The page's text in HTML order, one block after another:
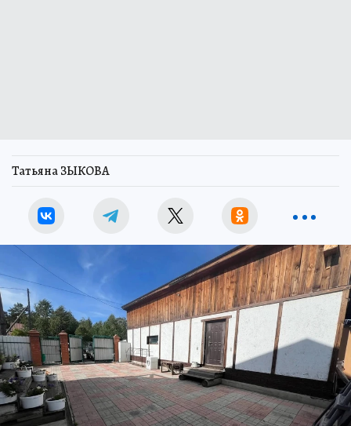
Татьяна ЗЫКОВА